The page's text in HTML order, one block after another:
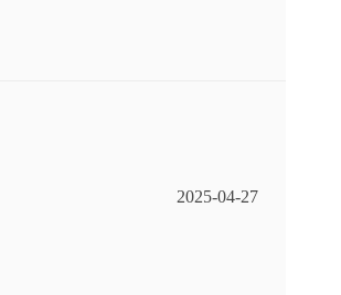
2025-04-27